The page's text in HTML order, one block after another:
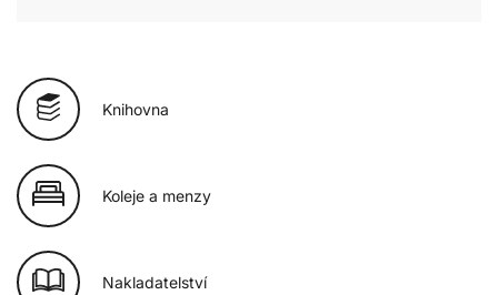
Knihovna
Koleje a menzy
Nakladatelství